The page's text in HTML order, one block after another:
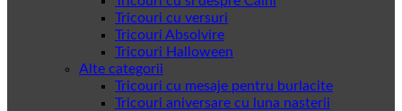
Tricouri cu versuri
Tricouri Absolvire
Tricouri Halloween
Alte categorii
Tricouri cu mesaje pentru burlacite
Tricouri aniversare cu luna nasterii